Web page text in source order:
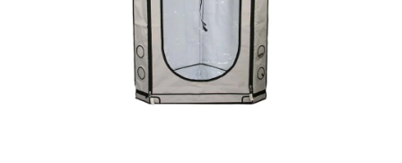
Platba a dodanie
Podmienky ochrany osobných údajov
Obchodné podmienky
Veľkoobchod
Formulár na odstúpenie od zmluvy